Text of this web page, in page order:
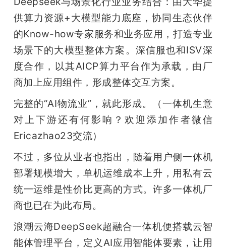
供算力资源+大模型能力底座，协同生态伙伴
的Know-how专家服务和业务应用，打造专业
场景下的大模型整体方案。深信服也和ISV深
度合作，以其AICP算力平台作为承载，由厂
商加上应用组件，形成整体交互方案。
完整的“AI物流业”，就此形成。（一体机生意
对上下游还有何影响？欢迎添加作者微信
Ericazhao23交流）
不过，多位从业者也指出，随着用户侧一体机
部署规模增大，单机运维成本上升，用私有云
统一运维是性价比更高的方式。许多一体机厂
商也已在为此布局。
浪潮云海DeepSeek超融合一体机便搭载云智
能体管理平台，定义AI应用智能体要素，让用